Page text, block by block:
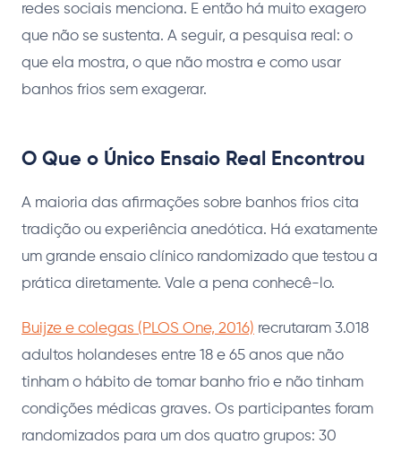
redes sociais menciona. E então há muito exagero
que não se sustenta. A seguir, a pesquisa real: o
que ela mostra, o que não mostra e como usar
banhos frios sem exagerar.
O Que o Único Ensaio Real Encontrou
A maioria das afirmações sobre banhos frios cita
tradição ou experiência anedótica. Há exatamente
um grande ensaio clínico randomizado que testou a
prática diretamente. Vale a pena conhecê-lo.
Buijze e colegas (PLOS One, 2016) recrutaram 3.018
adultos holandeses entre 18 e 65 anos que não
tinham o hábito de tomar banho frio e não tinham
condições médicas graves. Os participantes foram
randomizados para um dos quatro grupos: 30